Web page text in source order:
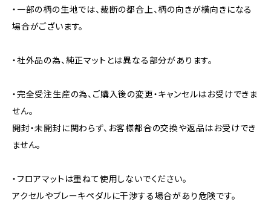
・一部の柄の生地では、裁断の都合上、柄の向きが横向きになる
場合がございます。
・社外品の為、純正マットとは異なる部分があります。
・完全受注生産の為、ご購入後の変更・キャンセルはお受けできま
せん。
開封・未開封に関わらず、お客様都合の交換や返品はお受けでき
ません。
・フロアマットは重ねて使用しないでください。
アクセルやブレーキペダルに干渉する場合があり危険です。